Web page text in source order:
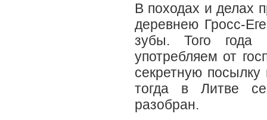
В походах и делах
деревнею Гросс-
зубы. Того года
употребляем от
секретную
тогда в Литве
разобран.